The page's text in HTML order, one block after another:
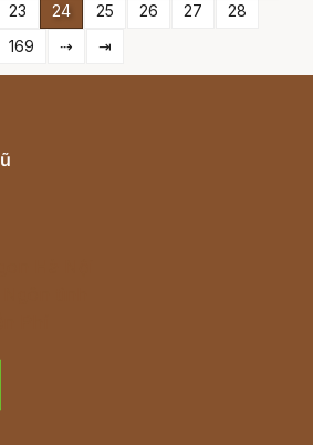
23 24 25 26 27
28
169 ⇢ ⇥